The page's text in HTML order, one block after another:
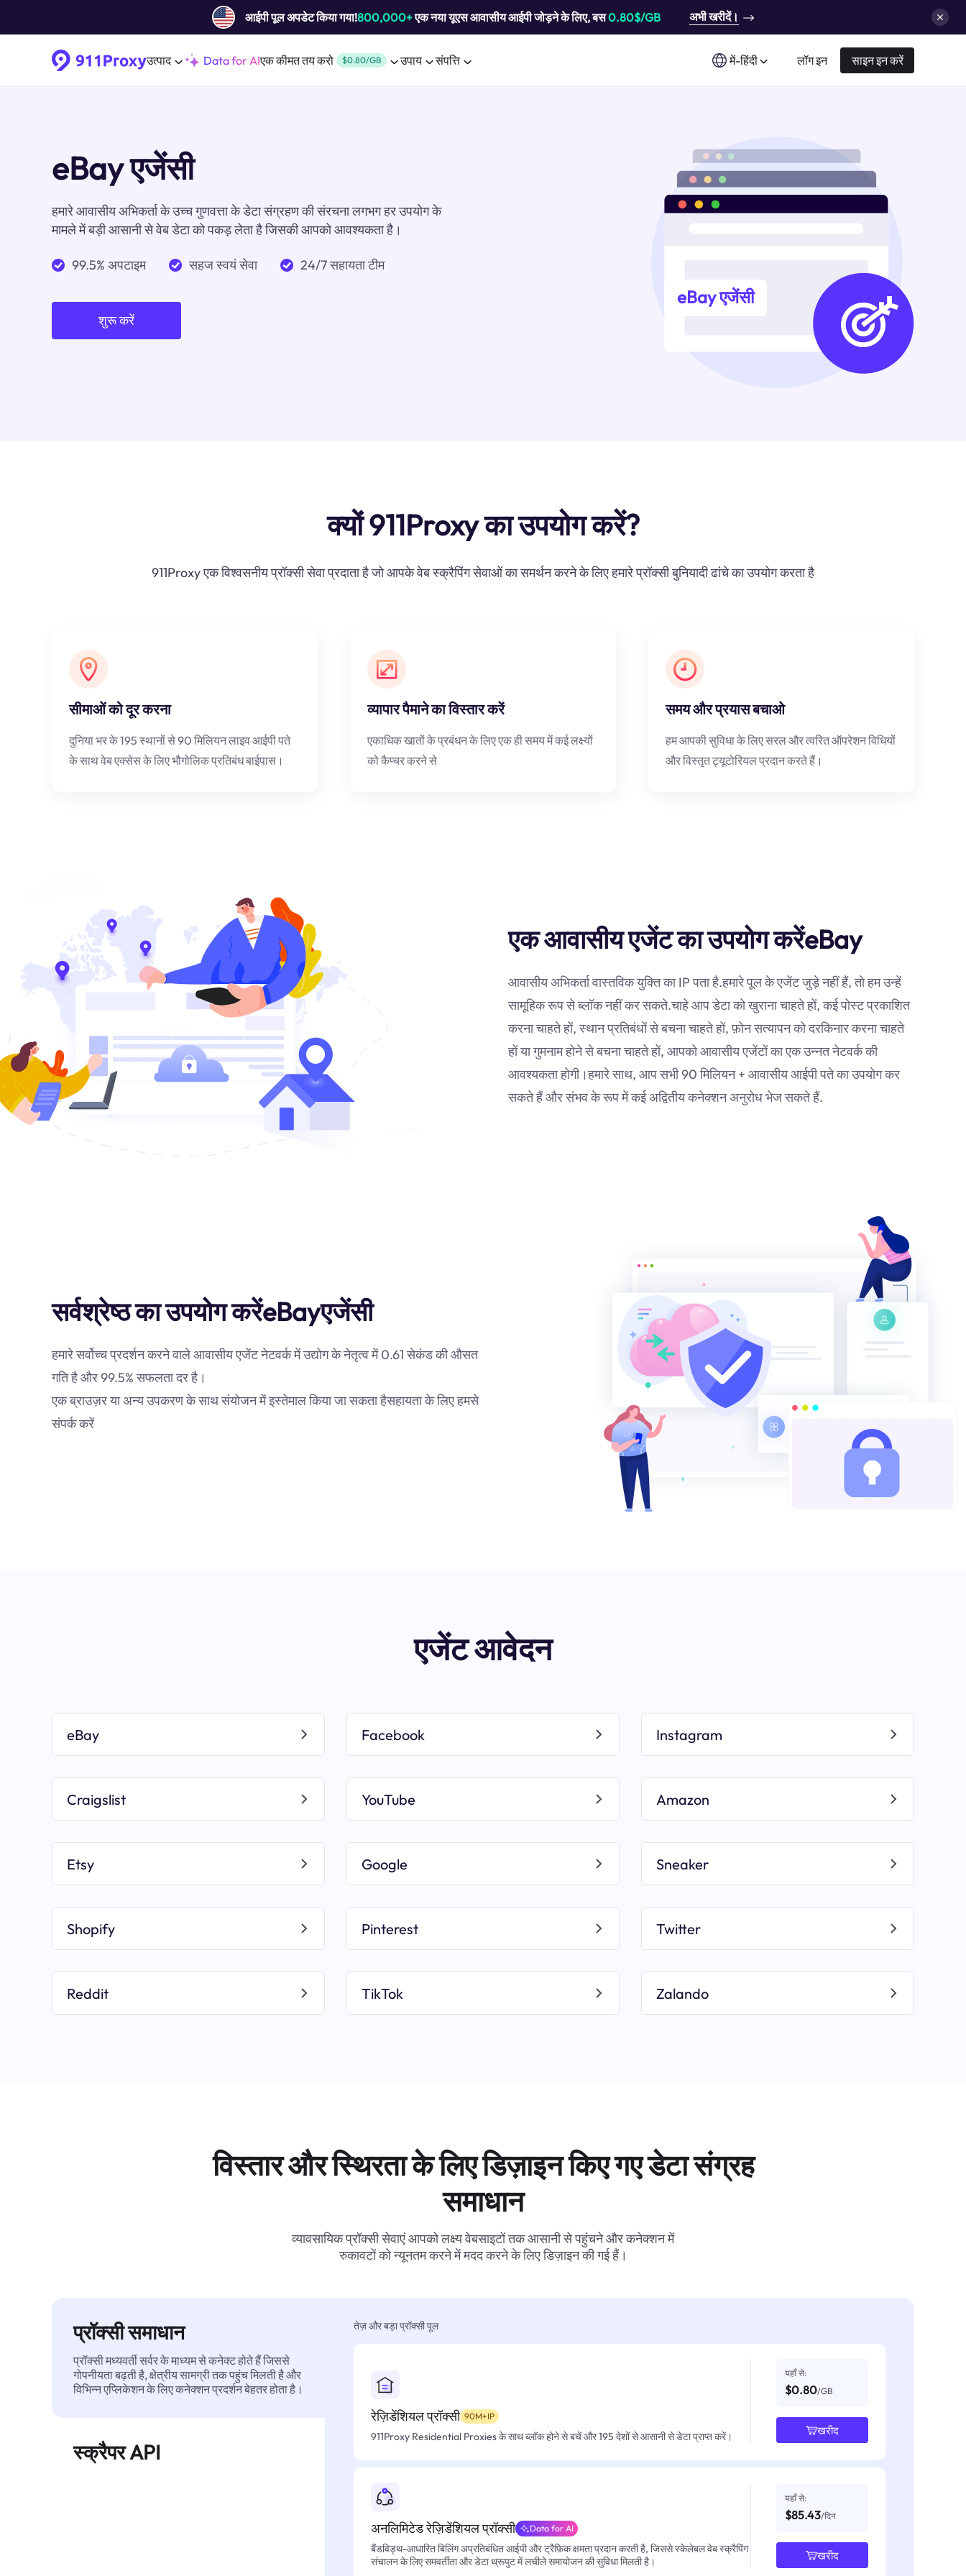
आईपी ​​पूल अपडेट किया गया!800,000+एक नया यूएस आवासीय आईपी जोड़ने के लिए, बस0.80$/GB अभी खरीदें।
उत्पाद Data for AIएक कीमत तय करो $0.80/GB उपाय संपत्ति में-हिंदी लॉग इन साइन इन करें
eBay एजेंसी
हमारे आवासीय अभिकर्ता के उच्च गुणवत्ता के डेटा संग्रहण की संरचना लगभग हर उपयोग के
मामले में बड़ी आसानी से वेब डेटा को पकड़ लेता है जिसकी आपको आवश्यकता है।
99.5% अपटाइम सहज स्वयं सेवा 24/7 सहायता टीम
शुरू करें
eBay एजेंसी
क्यों 911Proxy का उपयोग करें?
911Proxy एक विश्वसनीय प्रॉक्सी सेवा प्रदाता है जो आपके वेब स्क्रैपिंग सेवाओं का समर्थन करने के लिए हमारे प्रॉक्सी बुनियादी ढांचे का उपयोग करता है
सीमाओं को दूर करना
दुनिया भर के 195 स्थानों से 90 मिलियन लाइव आईपी पते
के साथ वेब एक्सेस के लिए भौगोलिक प्रतिबंध बाईपास।
व्यापार पैमाने का विस्तार करें
एकाधिक खातों के प्रबंधन के लिए एक ही समय में कई लक्ष्यों
को कैप्चर करने से
समय और प्रयास बचाओ
हम आपकी सुविधा के लिए सरल और त्वरित ऑपरेशन विधियों
और विस्तृत ट्यूटोरियल प्रदान करते हैं।
एक आवासीय एजेंट का उपयोग करेंeBay
आवासीय अभिकर्ता वास्तविक युक्ति का IP पता है.हमारे पूल के एजेंट जुड़े नहीं हैं, तो हम उन्हें
सामूहिक रूप से ब्लॉक नहीं कर सकते.चाहे आप डेटा को खुराना चाहते हों, कई पोस्ट प्रकाशित
करना चाहते हों, स्थान प्रतिबंधों से बचना चाहते हों, फ़ोन सत्यापन को दरकिनार करना चाहते
हों या गुमनाम होने से बचना चाहते हों, आपको आवासीय एजेंटों का एक उन्नत नेटवर्क की
आवश्यकता होगी।हमारे साथ, आप सभी 90 मिलियन + आवासीय आईपी पते का उपयोग कर
सकते हैं और संभव के रूप में कई अद्वितीय कनेक्शन अनुरोध भेज सकते हैं.
सर्वश्रेष्ठ का उपयोग करेंeBayएजेंसी
हमारे सर्वोच्च प्रदर्शन करने वाले आवासीय एजेंट नेटवर्क में उद्योग के नेतृत्व में 0.61 सेकंड की औसत
गति है और 99.5% सफलता दर है।
एक ब्राउज़र या अन्य उपकरण के साथ संयोजन में इस्तेमाल किया जा सकता हैसहायता के लिए हमसे
संपर्क करें
एजेंट आवेदन
eBay Facebook Instagram
Craigslist YouTube Amazon
Etsy Google Sneaker
Shopify Pinterest Twitter
Reddit TikTok Zalando
विस्तार और स्थिरता के लिए डिज़ाइन किए गए डेटा संग्रह
समाधान
व्यावसायिक प्रॉक्सी सेवाएं आपको लक्ष्य वेबसाइटों तक आसानी से पहुंचने और कनेक्शन में
रुकावटों को न्यूनतम करने में मदद करने के लिए डिज़ाइन की गई हैं।
प्रॉक्सी समाधान
प्रॉक्सी मध्यवर्ती सर्वर के माध्यम से कनेक्ट होते हैं जिससे
गोपनीयता बढ़ती है, क्षेत्रीय सामग्री तक पहुंच मिलती है और
विभिन्न एप्लिकेशन के लिए कनेक्शन प्रदर्शन बेहतर होता है।
स्क्रैपर API
तेज़ और बड़ा प्रॉक्सी पूल
रेज़िडेंशियल प्रॉक्सी 90M+IP
911Proxy Residential Proxies के साथ ब्लॉक होने से बचें और 195 देशों से आसानी से डेटा प्राप्त करें।
यहाँ से:
$0.80/GB
खरीद
अनलिमिटेड रेज़िडेंशियल प्रॉक्सी Data for AI
बैंडविड्थ-आधारित बिलिंग अप्रतिबंधित आईपी और ट्रैफ़िक क्षमता प्रदान करती है, जिससे स्केलेबल वेब स्क्रैपिंग
संचालन के लिए समवर्तीता और डेटा थ्रूपुट में लचीले समायोजन की सुविधा मिलती है।
यहाँ से:
$85.43/दिन
खरीद